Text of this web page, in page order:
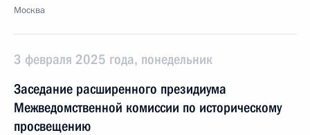
Москва
3 февраля 2025 года, понедельник
Заседание расширенного президиума
Межведомственной комиссии по историческому
просвещению